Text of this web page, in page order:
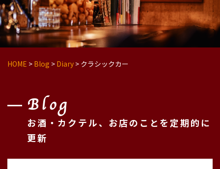
HOME > Blog > Diary > クラシックカー
Blog
お酒・カクテル、お店のことを定期的に
更新